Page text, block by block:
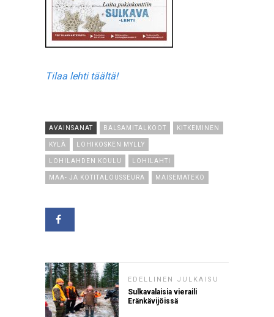
Tilaa lehti täältä!
AVAINSANAT BALSAMITALKOOT KITKEMINEN
KYLÄ LOHIKOSKEN MYLLY
LOHILAHDEN KOULU LOHILAHTI
MAA- JA KOTITALOUSSEURA MAISEMATEKO
EDELLINEN JULKAISU
Sulkavalaisia vieraili
Eränkävijöissä